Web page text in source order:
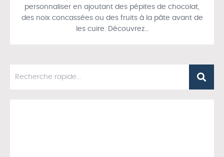
personnaliser en ajoutant des pépites de chocolat,
des noix concassées ou des fruits à la pâte avant de
les cuire. Découvrez…